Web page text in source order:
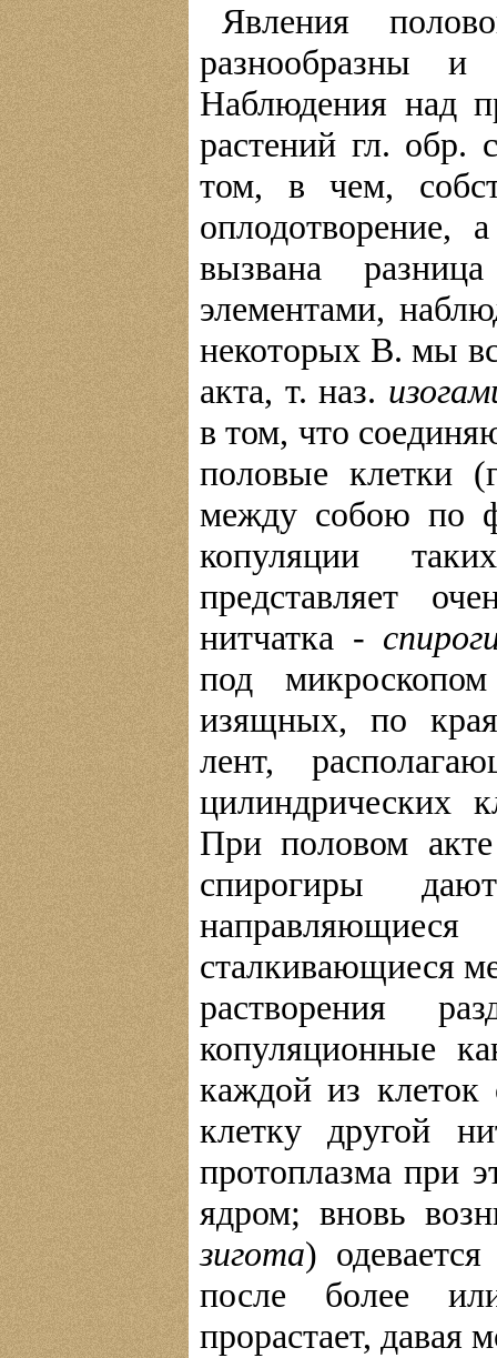
Явления
разнообразны и
Наблюдения над
растений гл. обр.
том, в чем,
вызвана
элементами,
некоторых В. мы
акта, т. наз.
в том, что
половые клетки
между собою по
копуляции
представляет
нитчатка -
под
изящных, по
лент,
цилиндрических
При половом
спирогиры
сталкивающиеся
растворения
копуляционные
каждой из клеток
клетку другой
протоплазма при
ядром; вновь
зигота)
после более
прорастает, давая